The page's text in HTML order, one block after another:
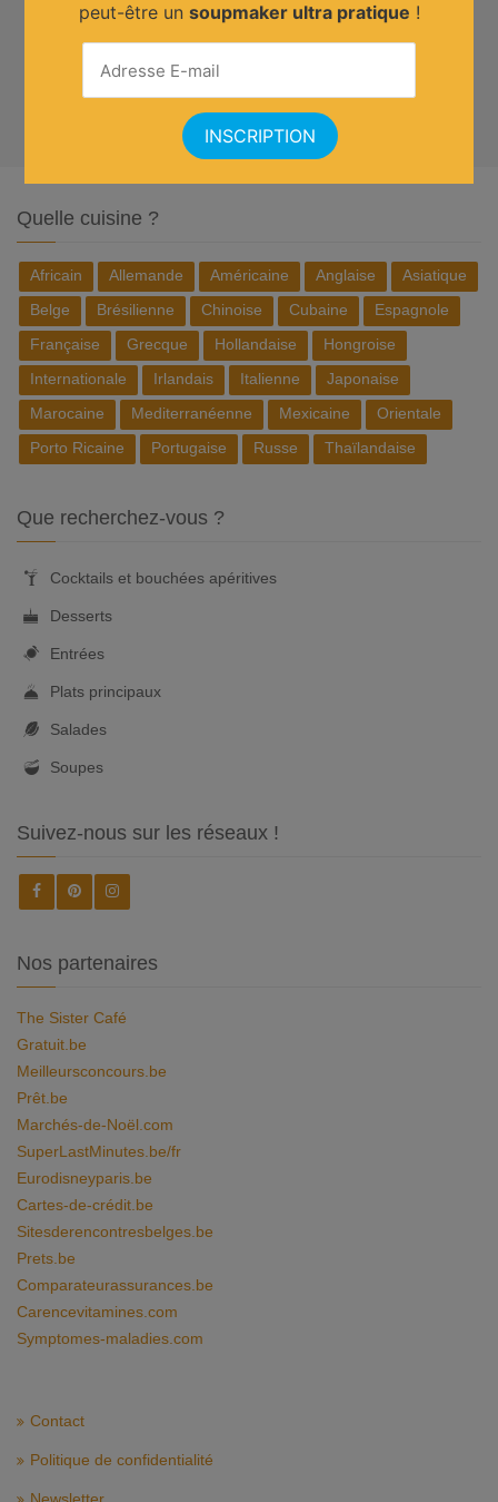
Quelle cuisine ?
Africain Allemande Américaine Anglaise
Asiatique
Belge
Brésilienne Chinoise Cubaine
Espagnole
Française
Grecque Hollandaise
Hongroise
Internationale
Irlandais Italienne
Japonaise
Marocaine
Mediterranéenne Mexicaine
Orientale
Porto Ricaine
Portugaise Russe Thaïlandaise
Que recherchez-vous ?
Cocktails et bouchées apéritives
Desserts
Entrées
Plats principaux
Salades
Soupes
Suivez-nous sur les réseaux !
Nos partenaires
The Sister Café
Gratuit.be
Meilleursconcours.be
Prêt.be
Marchés-de-Noël.com
SuperLastMinutes.be/fr
Eurodisneyparis.be
Cartes-de-crédit.be
Sitesderencontresbelges.be
Prets.be
Comparateurassurances.be
Carencevitamines.com
Symptomes-maladies.com
Contact
Politique de confidentialité
peut-être un soupmaker ultra pratique !